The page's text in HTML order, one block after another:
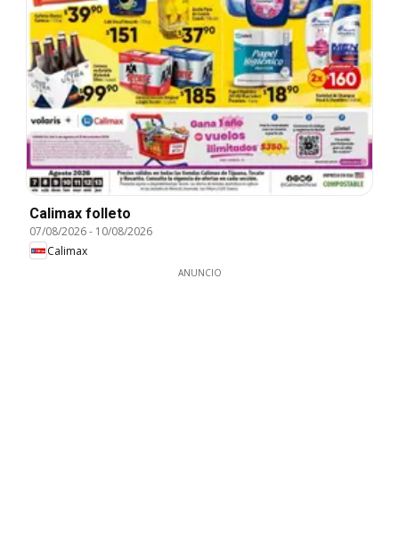
Calimax folleto
07/08/2026- 10/08/2026
Calimax
ANUNCIO